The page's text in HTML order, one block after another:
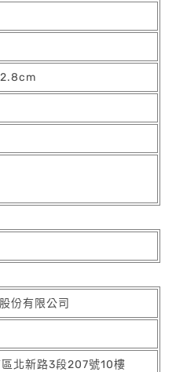
份有限公司
北新路3段207號10樓